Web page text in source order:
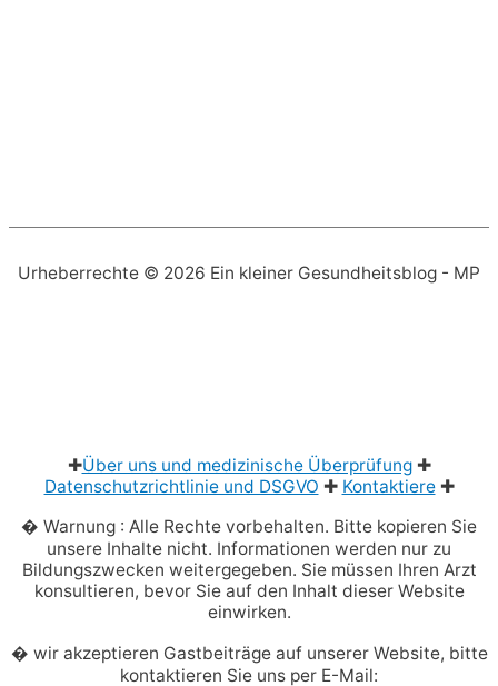
Urheberrechte © 2026 Ein kleiner Gesundheitsblog - MP
✚Über uns und medizinische Überprüfung✚
Datenschutzrichtlinie und DSGVO ✚ Kontaktiere✚
� Warnung : Alle Rechte vorbehalten. Bitte kopieren Sie
unsere Inhalte nicht. Informationen werden nur zu
Bildungszwecken weitergegeben. Sie müssen Ihren Arzt
konsultieren, bevor Sie auf den Inhalt dieser Website
einwirken.
� wir akzeptieren Gastbeiträge auf unserer Website, bitte
kontaktieren Sie uns per E-Mail: